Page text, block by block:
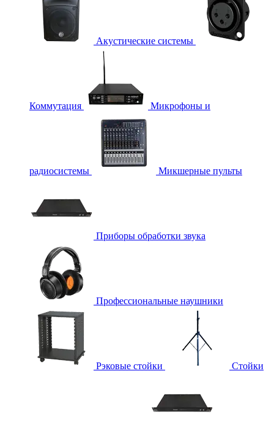
Акустические системы
Коммутация Микрофоны и
радиосистемы Микшерные пульты
Приборы обработки звука
Профессиональные наушники
Рэковые стойки Стойки